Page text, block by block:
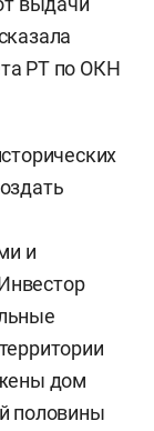
РТ по ОКН
и
дом
половины